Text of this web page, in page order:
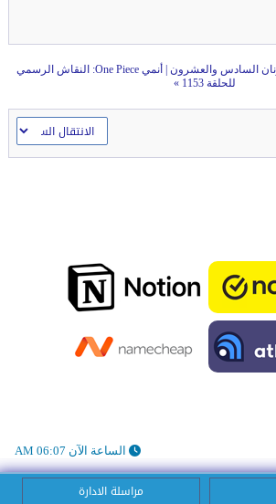
السادس والعشرون
أنمي One Piece: النقاش الرسمي
للحلقة 1153
»
الساعة الآن 06:07 AM
مراسلة الادارة